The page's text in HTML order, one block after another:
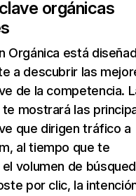
orgánicas
Orgánica está
a descubrir las
de la competencia.
mostrará las
que dirigen tráfico a
al tiempo que te
volumen de
por clic, la